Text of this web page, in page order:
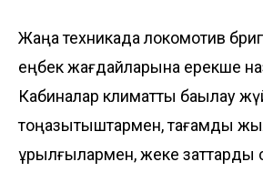
Жаңа техникада локомотив
еңбек жағдайларына ерекше
Кабиналар климатты бақылау
тоңазытқыштармен, тағамды
құрылғылармен, жеке заттарды